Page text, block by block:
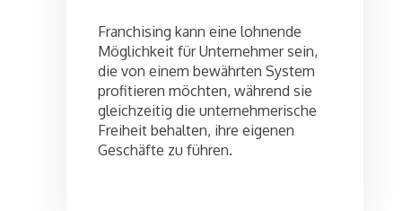
Franchising kann eine lohnende
Möglichkeit für Unternehmer sein,
die von einem bewährten System
profitieren möchten, während sie
gleichzeitig die unternehmerische
Freiheit behalten, ihre eigenen
Geschäfte zu führen.